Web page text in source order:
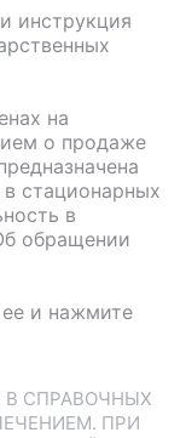
инструкция
на
о продаже
стационарных
в
обращении
и нажмите
СПРАВОЧНЫХ
ПРИ